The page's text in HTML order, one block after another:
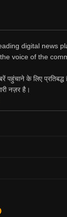
digital news
voice of the
के लिए प्रतिबद्ध
नज़र है।